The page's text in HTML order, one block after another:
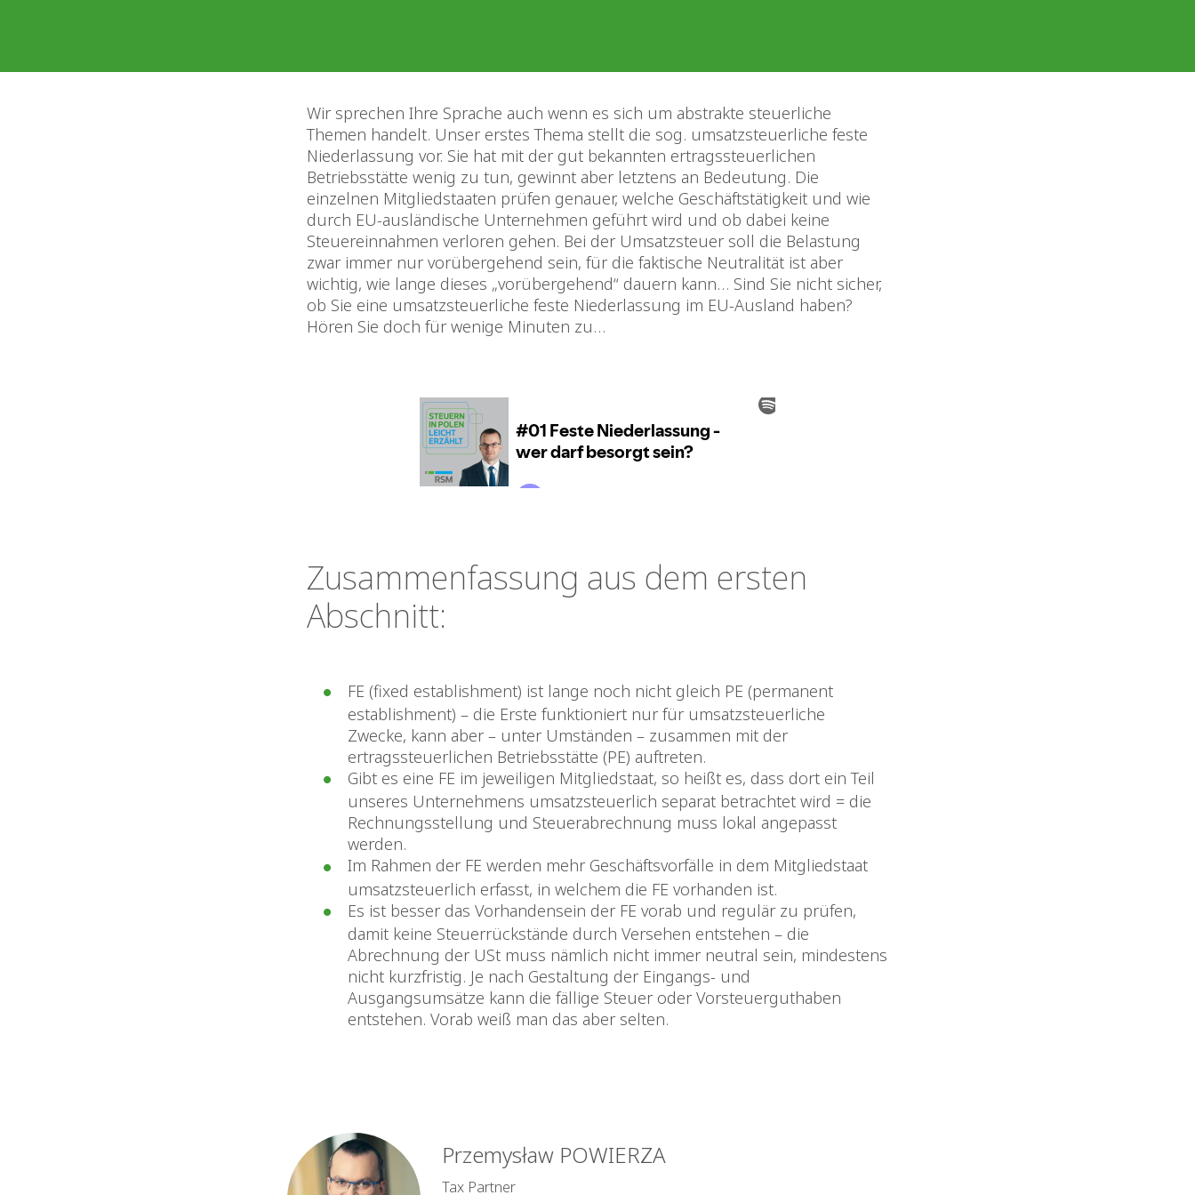
Wir sprechen Ihre Sprache auch wenn es sich um abstrakte steuerliche
Themen handelt. Unser erstes Thema stellt die sog. umsatzsteuerliche feste
Niederlassung vor. Sie hat mit der gut bekannten ertragssteuerlichen
Betriebsstätte wenig zu tun, gewinnt aber letztens an Bedeutung. Die
einzelnen Mitgliedstaaten prüfen genauer, welche Geschäftstätigkeit und wie
durch EU-ausländische Unternehmen geführt wird und ob dabei keine
Steuereinnahmen verloren gehen. Bei der Umsatzsteuer soll die Belastung
zwar immer nur vorübergehend sein, für die faktische Neutralität ist aber
wichtig, wie lange dieses „vorübergehend“ dauern kann… Sind Sie nicht sicher,
ob Sie eine umsatzsteuerliche feste Niederlassung im EU-Ausland haben?
Hören Sie doch für wenige Minuten zu…
Zusammenfassung aus dem ersten
Abschnitt:
FE (fixed establishment) ist lange noch nicht gleich PE (permanent
establishment) – die Erste funktioniert nur für umsatzsteuerliche
Zwecke, kann aber – unter Umständen – zusammen mit der
ertragssteuerlichen Betriebsstätte (PE) auftreten.
Gibt es eine FE im jeweiligen Mitgliedstaat, so heißt es, dass dort ein Teil
unseres Unternehmens umsatzsteuerlich separat betrachtet wird = die
Rechnungsstellung und Steuerabrechnung muss lokal angepasst
werden.
Im Rahmen der FE werden mehr Geschäftsvorfälle in dem Mitgliedstaat
umsatzsteuerlich erfasst, in welchem die FE vorhanden ist.
Es ist besser das Vorhandensein der FE vorab und regulär zu prüfen,
damit keine Steuerrückstände durch Versehen entstehen – die
Abrechnung der USt muss nämlich nicht immer neutral sein, mindestens
nicht kurzfristig. Je nach Gestaltung der Eingangs- und
Ausgangsumsätze kann die fällige Steuer oder Vorsteuerguthaben
entstehen. Vorab weiß man das aber selten.
Przemysław POWIERZA
Tax Partner